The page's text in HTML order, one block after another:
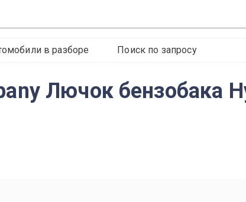
в разборе Поиск по запросу
Лючок бензобака